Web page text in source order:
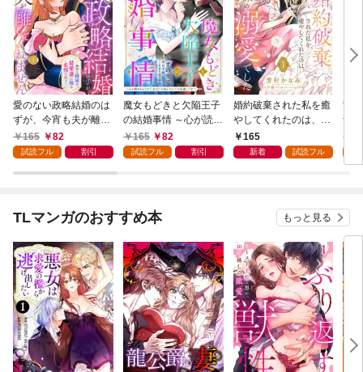
愛のない政略結婚のは
ずが、今宵も夫が離し
てくれません～無骨な
将軍は最愛妻に滾る恋
1話
165 82
試読フル 割引
魔女もどきと欠陥王子
の結婚事情 ～心が読め
ちゃうので、あなたの
本心なんてお見通しで
165 82
試読フル 割引
婚約破棄された私を癒
やしてくれたのは、不
器用王子様の溺愛でし
た【単話売】 1話
165
新着 試読フル
竜
つ
な
TLマンガのおすすめ本 もっと見る